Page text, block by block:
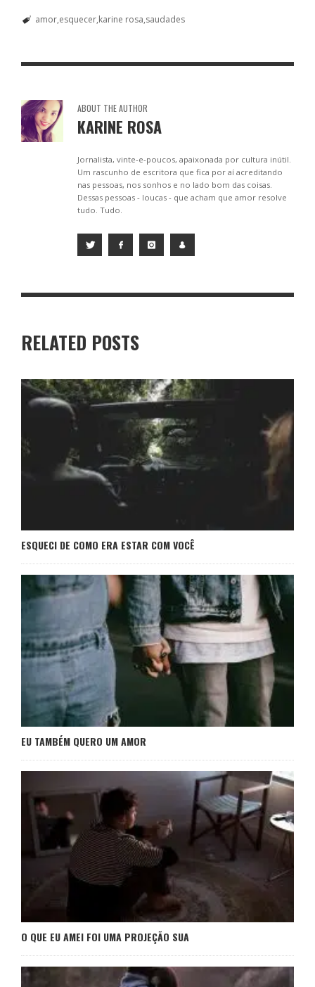
b
o
k
e
g
er
l s
p
p
ar
e
amor esquecer karine rosa saudades
ABOUT THE AUTHOR
KARINE ROSA
Jornalista, vinte-e-poucos, apaixonada por cultura inútil.
Um rascunho de escritora que fica por aí acreditando
nas pessoas, nos sonhos e no lado bom das coisas.
Dessas pessoas - loucas - que acham que amor resolve
tudo. Tudo.
RELATED POSTS
ESQUECI DE COMO ERA ESTAR COM VOCÊ
EU TAMBÉM QUERO UM AMOR
O QUE EU AMEI FOI UMA PROJEÇÃO SUA